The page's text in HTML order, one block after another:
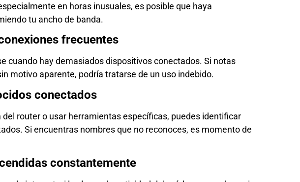
en horas inusuales, es posible que haya
tu ancho de banda.
frecuentes
cuando hay demasiados dispositivos conectados. Si notas
motivo aparente, podría tratarse de un uso indebido.
conectados
router o usar herramientas específicas, puedes identificar
Si encuentras nombres que no reconoces, es momento de
constantemente